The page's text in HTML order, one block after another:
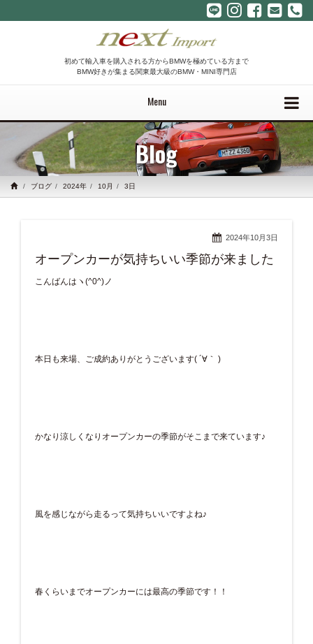
初めて輸入車を購入される方からBMWを極めている方まで
BMW好きが集まる関東最大級のBMW・MINI専門店
Menu
Blog
ブログ 2024年 10月 3日
2024年10月3日
オープンカーが気持ちいい季節が来ました
こんばんはヽ(^0^)ノ
本日も来場、ご成約ありがとうございます( ´∀｀ )
かなり涼しくなりオープンカーの季節がそこまで来ています♪
風を感じながら走るって気持ちいいですよね♪
春くらいまでオープンカーには最高の季節です！！